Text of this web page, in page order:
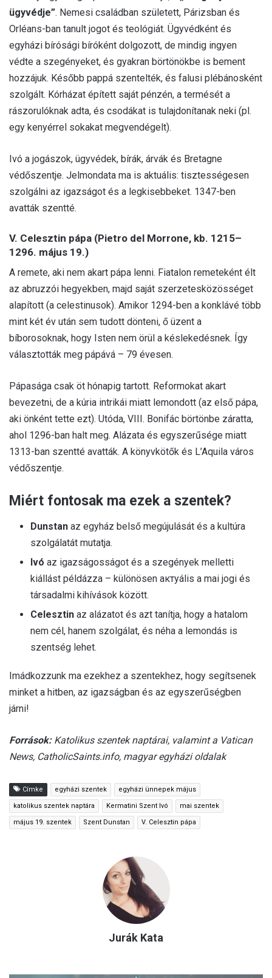
ügyvédje”. Nemesi családban született, Párizsban és
Orléans-ban tanult jogot és teológiát. Ügyvédként és
egyházi bírósági bíróként dolgozott, de mindig ingyen
védte a szegényeket, és gyakran börtönökbe is bement
hozzájuk. Később pappá szentelték, és falusi plébánosként
szolgált. Kórházat épített saját pénzén, a termését a
rászorulóknak adta, és csodákat is tulajdonítanak neki (pl.
egy kenyérrel sokakat megvendégelt).
Ivó a jogászok, ügyvédek, bírák, árvák és Bretagne
védőszentje. Jelmondata ma is aktuális: tisztességesen
szolgálni az igazságot és a legkisebbeket. 1347-ben
avatták szentté.
V. Celesztin pápa (Pietro del Morrone, kb. 1215–
1296. május 19.)
A remete, aki nem akart pápa lenni. Fiatalon remeteként élt
az abruzzói hegyekben, majd saját szerzetesközösséget
alapított (a celestinusok). Amikor 1294-ben a konklávé több
mint két év után sem tudott dönteni, ő üzent a
bíborosoknak, hogy Isten nem örül a késlekedésnek. Így
választották meg pápává – 79 évesen.
Pápasága csak öt hónapig tartott. Reformokat akart
bevezetni, de a kúria intrikái miatt lemondott (az első pápa,
aki önként tette ezt). Utóda, VIII. Bonifác börtönbe záratta,
ahol 1296-ban halt meg. Alázata és egyszerűsége miatt
1313-ban szentté avatták. A könyvkötők és L’Aquila város
védőszentje.
Miért fontosak ma ezek a szentek?
Dunstan az egyház belső megújulását és a kultúra
szolgálatát mutatja.
Ivó az igazságosságot és a szegények melletti
kiállást példázza – különösen актуális a mai jogi és
társadalmi kihívások között.
Celesztin az alázatot és azt tanítja, hogy a hatalom
nem cél, hanem szolgálat, és néha a lemondás is
szentség lehet.
Imádkozzunk ma ezekhez a szentekhez, hogy segítsenek
minket a hitben, az igazságban és az egyszerűségben
járni!
Források:Katolikus szentek naptárai, valamint a Vatican
News, CatholicSaints.info, magyar egyházi oldalak
Címke egyházi szentek egyházi ünnepek május
katolikus szentek naptára Kermatini Szent Ivó mai szentek
május 19. szentek Szent Dunstan V. Celesztin pápa
Jurák Kata